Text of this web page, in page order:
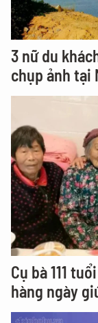
3 nữ du
chụp ảnh tại
Cụ bà 111
hàng ngày